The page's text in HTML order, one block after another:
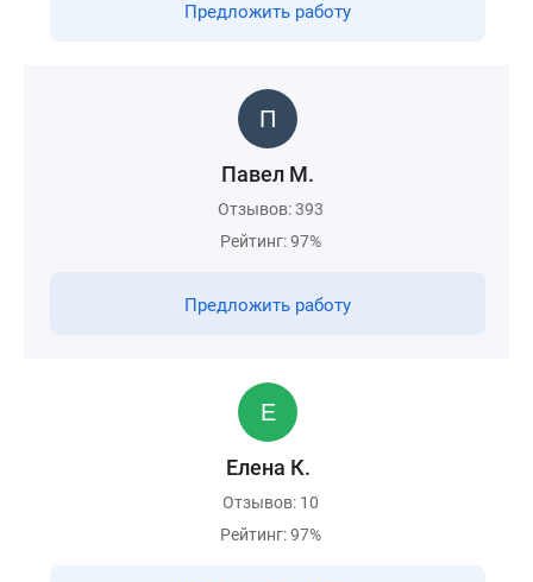
Предложить работу
Павел М.
Отзывов: 393
Рейтинг: 97%
Предложить работу
Елена К.
Отзывов: 10
Рейтинг: 97%